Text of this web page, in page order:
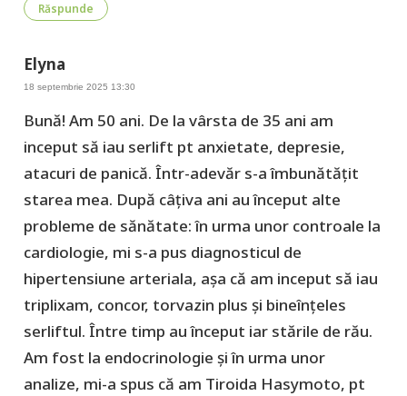
Răspunde
Elyna
18 septembrie 2025 13:30
Bună! Am 50 ani. De la vârsta de 35 ani am
inceput să iau serlift pt anxietate, depresie,
atacuri de panică. Într-adevăr s-a îmbunătățit
starea mea. După câțiva ani au început alte
probleme de sănătate: în urma unor controale la
cardiologie, mi s-a pus diagnosticul de
hipertensiune arteriala, așa că am inceput să iau
triplixam, concor, torvazin plus și bineînțeles
serliftul. Între timp au început iar stările de rău.
Am fost la endocrinologie și în urma unor
analize, mi-a spus că am Tiroida Hasymoto, pt